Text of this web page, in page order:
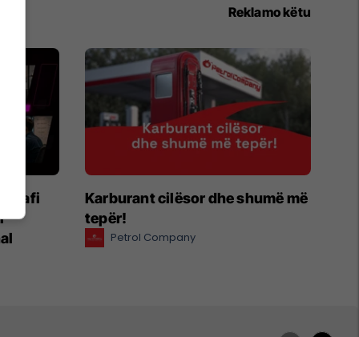
Reklamo këtu
Karburant cilësor dhe shumë më
tepër!
Petrol Company